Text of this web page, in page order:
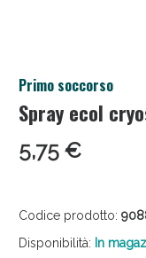
Primo soccorso
Spray ecol
5,75 €
Codice prodotto:
Disponibilità: In
Anticellulite e